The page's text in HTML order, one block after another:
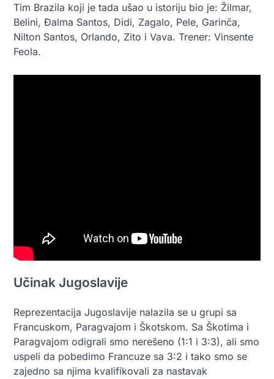
Tim Brazila koji je tada ušao u istoriju bio je: Žilmar,
Belini, Đalma Santos, Didi, Zagalo, Pele, Garinča,
Nilton Santos, Orlando, Zito i Vava. Trener: Vinsente
Feola.
Učinak Jugoslavije
Reprezentacija Jugoslavije nalazila se u grupi sa
Francuskom, Paragvajom i Škotskom. Sa Škotima i
Paragvajom odigrali smo nerešeno (1:1 i 3:3), ali smo
uspeli da pobedimo Francuze sa 3:2 i tako smo se
zajedno sa njima kvalifikovali za nastavak